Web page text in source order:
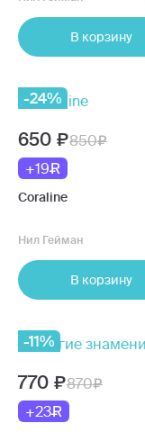
В корзину
-24%
650
850
+19
Coraline
Нил Гейман
В корзину
-11%
770
870
+23